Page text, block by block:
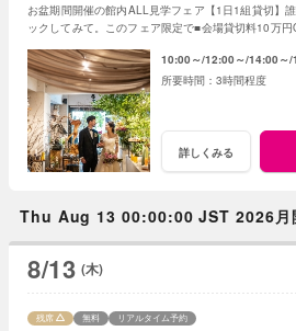
お盆期間開催の館内ALL見学フェア【1日1組貸切】
ックしてみて。このフェア限定で■会場貸切料10万円
10:00～ 12:00～ 14:00～
3時間程度
詳しくみる
Thu Aug 13 00:00:00 JST 2026月
8/13 (木)
残席 無料 リアルタイム予約